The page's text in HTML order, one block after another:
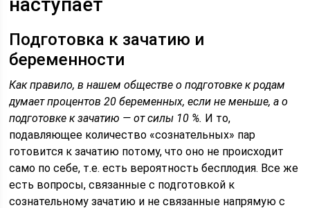
Подготовка к зачатию и
беременности
Как правило, в нашем обществе о подготовке к родам
думает процентов 20 беременных, если не меньше, а о
подготовке к зачатию — от силы 10 %. И то,
подавляющее количество «сознательных» пар
готовится к зачатию потому, что оно не происходит
само по себе, т.е. есть вероятность бесплодия. Все же
есть вопросы, связанные с подготовкой к
сознательному зачатию и не связанные напрямую с